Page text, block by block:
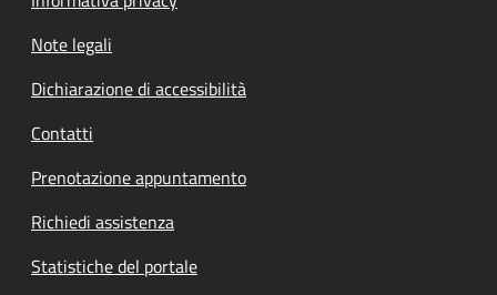
Note legali
Dichiarazione di accessibilità
Contatti
Prenotazione appuntamento
Richiedi assistenza
Statistiche del portale